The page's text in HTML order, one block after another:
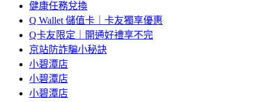
健康任務兌換
Q Wallet 儲值卡｜卡友獨享優惠
Q卡友限定｜開通好禮享不完
京站防詐騙小秘訣
小碧潭店
小碧潭店
小碧潭店